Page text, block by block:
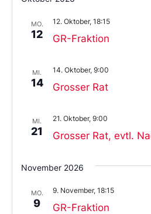
MO.
12 GR-Fraktion
12. Oktober, 18:15
MI.
14 Grosser Rat
14. Oktober, 9:00
MI.
21 Grosser Rat, evtl.
21. Oktober, 9:00
November 2026
MO.
9 GR-Fraktion
9. November, 18:15